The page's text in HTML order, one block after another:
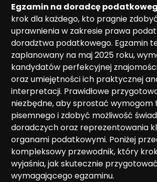
Egzamin na doradcę
krok dla każdego, kto pragnie
uprawnienia w zakresie prawa
doradztwa podatkowego. Egzamin
zaplanowany na maj 2025 roku,
kandydatów perfekcyjnej
oraz umiejętności ich praktycznej
interpretacji. Prawidłowe
niezbędne, aby sprostać wymogom
pisemnego i zdobyć możliwość
doradczych oraz reprezentowania
organami podatkowymi. Poniżej
kompleksowy przewodnik, który
wyjaśnia, jak skutecznie
wymagającego egzaminu.